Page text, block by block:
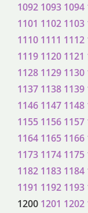
1092 1093 1094
1101 1102 1103
1110 1111 1112
1119 1120 1121
1128 1129 1130
1137 1138 1139
1146 1147 1148
1155 1156 1157
1164 1165 1166
1173 1174 1175
1182 1183 1184
1191 1192 1193
1200 1201 1202